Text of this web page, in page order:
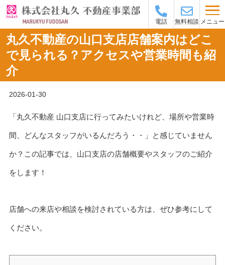
電話 無料相談 メニュー
丸久不動産の山口支店店舗案内はどこ
で見られる？アクセスや営業時間も紹
介
2026-01-30
「丸久不動産 山口支店に行ってみたいけれど、場所や営業時
間、どんなスタッフがいるんだろう・・」と感じていません
か？この記事では、山口支店の店舗概要やスタッフのご紹介
をします！
店舗への来店や相談を検討されている方は、ぜひ参考にして
ください。